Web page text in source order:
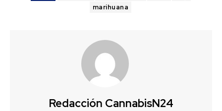
marihuana
Redacción CannabisN24